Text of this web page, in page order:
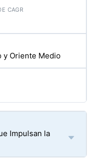
y Oriente Medio
Impulsan la